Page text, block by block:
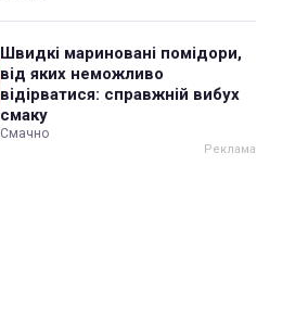
Швидкі мариновані помідори,
від яких неможливо
відірватися: справжній вибух
смаку
Смачно